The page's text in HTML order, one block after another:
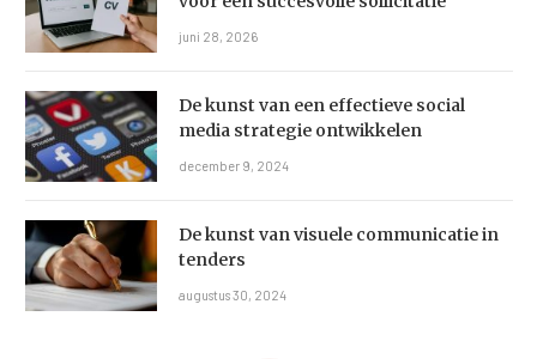
juni 28, 2026
De kunst van een effectieve social
media strategie ontwikkelen
december 9, 2024
De kunst van visuele communicatie in
tenders
augustus 30, 2024